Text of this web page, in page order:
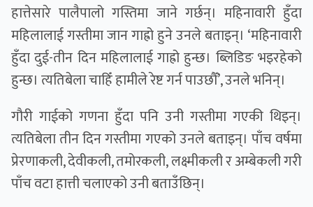
हात्तेसारे पालैपालो गस्तिमा जाने गर्छन्। महिनावारी हुँदा
महिलालाई गस्तीमा जान गाह्रो हुने उनले बताइन्। ‘महिनावारी
हुँदा दुई-तीन दिन महिलालाई गाह्रो हुन्छ। ब्लिडिङ भइरहेको
हुन्छ। त्यतिबेला चाहिँ हामीले रेष्ट गर्न पाउछौँ’, उनले भनिन्।
गौरी गाईको गणना हुँदा पनि उनी गस्तीमा गएकी थिइन्।
त्यतिबेला तीन दिन गस्तीमा गएको उनले बताइन्। पाँच वर्षमा
प्रेरणाकली, देवीकली, तमोरकली, लक्ष्मीकली र अम्बेकली गरी
पाँच वटा हात्ती चलाएको उनी बताउँछिन्।